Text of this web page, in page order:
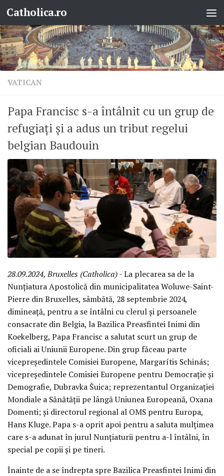
Skip to content
Catholica.ro
VATICAN
Papa Francisc s-a întâlnit cu un grup de
refugiați și a adus un tribut regelui
belgian Baudouin
28.09.2024, Bruxelles (Catholica)- La plecarea sa de la
Nunțiatura Apostolică din municipalitatea Woluwe-Saint-
Pierre din Bruxelles, sâmbătă, 28 septembrie 2024,
dimineață, pentru a se întâlni cu clerul și persoanele
consacrate din Belgia, la Bazilica Preasfintei Inimi din
Koekelberg, Papa Francisc a salutat scurt un grup de
oficiali ai Uniunii Europene. Din grup făceau parte
vicepreședintele Comisiei Europene, Margarítis Schinás;
vicepreședintele Comisiei Europene pentru Democrație și
Demografie, Dubravka Šuica; reprezentantul Organizației
Mondiale a Sănătății pe lângă Uniunea Europeană, Oxana
Domenti; și directorul regional al OMS pentru Europa,
Hans Kluge. Papa s-a oprit apoi pentru a saluta mulțimea
care s-a adunat în jurul Nunțiaturii pentru a-l întâlni, în
special pe copii și pe tineri.
Înainte de a se îndrepta spre Bazilica Preasfintei Inimi din